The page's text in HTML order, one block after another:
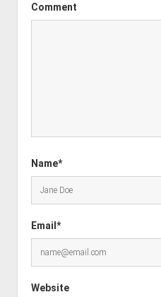
Comment
Name*
Email*
Website